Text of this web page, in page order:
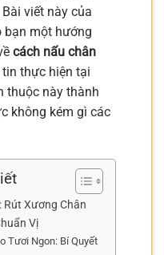
viết này của
bạn một hướng
cách nấu chân
thực hiện tại
thuộc này thành
không kém gì các
Rút Xương Chân
Vị
Tươi Ngon: Bí Quyết